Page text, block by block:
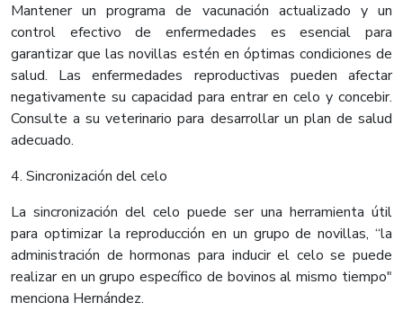
Mantener un programa de vacunación actualizado y un
control efectivo de enfermedades es esencial para
garantizar que las novillas estén en óptimas condiciones de
salud. Las enfermedades reproductivas pueden afectar
negativamente su capacidad para entrar en celo y concebir.
Consulte a su veterinario para desarrollar un plan de salud
adecuado.
4. Sincronización del celo
La sincronización del celo puede ser una herramienta útil
para optimizar la reproducción en un grupo de novillas, “la
administración de hormonas para inducir el celo se puede
realizar en un grupo específico de bovinos al mismo tiempo"
menciona Hernández.